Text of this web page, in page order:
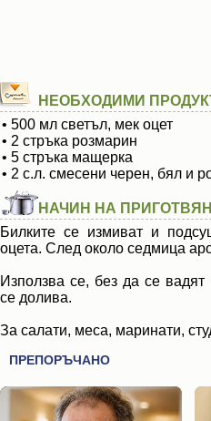
НЕОБХОДИМИ
• 500 мл светъл, мек оцет
• 2 стръка розмарин
• 5 стръка мащерка
• 2 с.л. смесени черен, бял и
НАЧИН НА
Билките се измиват и
оцета. След около седмица
Използва се, без да се
се долива.
За салати, меса, маринати,